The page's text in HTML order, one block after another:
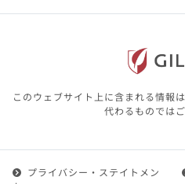
このウェブサイト上に含まれる情報
代わるものでは
プライバシー・ステイトメン